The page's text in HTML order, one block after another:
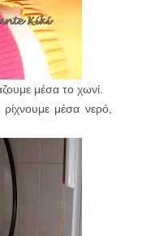
μέσα το χωνί.
μέσα νερό,